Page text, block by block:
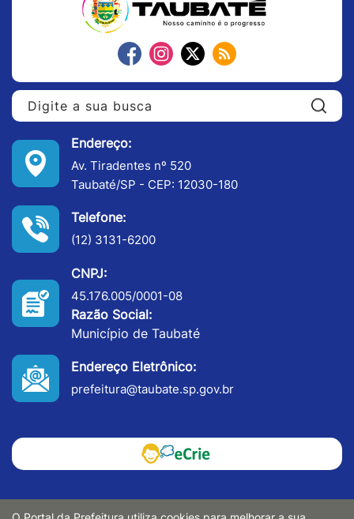
Endereço:
Av. Tiradentes nº 520
Taubaté/SP - CEP: 12030-180
Telefone:
(12) 3131-6200
CNPJ:
45.176.005/0001-08
Razão Social:
Município de Taubaté
Endereço Eletrônico:
prefeitura@taubate.sp.gov.br